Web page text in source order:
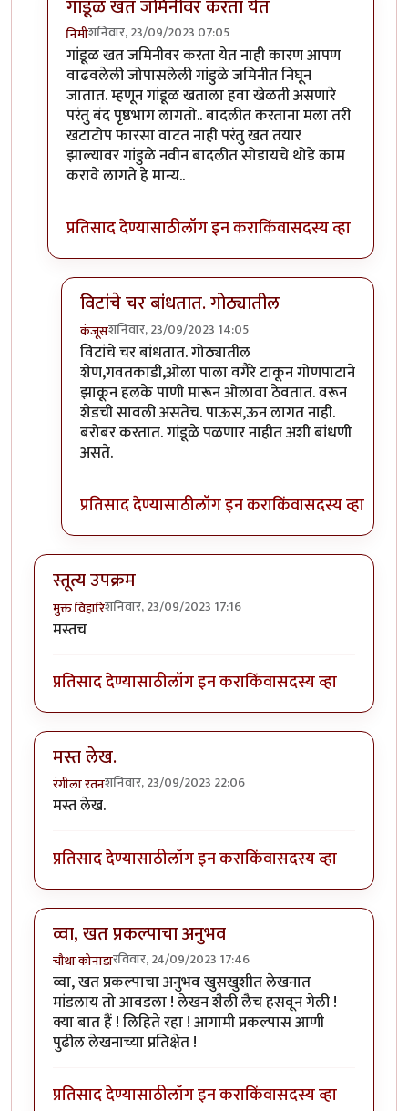
गांडूळ खत जमिनीवर करता येत
निमीशनिवार, 23/09/2023 07:05
In reply toशेतकरी एका बाजूला शेड काढूनbyकंजूस
गांडूळ खत जमिनीवर करता येत नाही कारण आपण
वाढवलेली जोपासलेली गांडुळे जमिनीत निघून
जातात. म्हणून गांडूळ खताला हवा खेळती असणारे
परंतु बंद पृष्ठभाग लागतो.. बादलीत करताना मला तरी
खटाटोप फारसा वाटत नाही परंतु खत तयार
झाल्यावर गांडुळे नवीन बादलीत सोडायचे थोडे काम
करावे लागते हे मान्य..
प्रतिसाद देण्यासाठीलॉग इन कराकिंवासदस्य व्हा
विटांचे चर बांधतात. गोठ्यातील
कंजूसशनिवार, 23/09/2023 14:05
In reply toगांडूळ खत जमिनीवर करता येत
विटांचे चर बांधतात. गोठ्यातील
शेण,गवतकाडी,ओला पाला वगैरे टाकून गोणपाटाने
झाकून हलके पाणी मारून ओलावा ठेवतात. वरून
शेडची सावली असतेच. पाऊस,ऊन लागत नाही.
बरोबर करतात. गांडूळे पळणार नाहीत अशी बांधणी
असते.
प्रतिसाद देण्यासाठीलॉग इन कराकिंवासदस्य व्हा
स्तूत्य उपक्रम
मुक्त विहारिशनिवार, 23/09/2023 17:16
मस्तच
प्रतिसाद देण्यासाठीलॉग इन कराकिंवासदस्य व्हा
मस्त लेख.
रंगीला रतनशनिवार, 23/09/2023 22:06
मस्त लेख.
प्रतिसाद देण्यासाठीलॉग इन कराकिंवासदस्य व्हा
व्वा, खत प्रकल्पाचा अनुभव
चौथा कोनाडारविवार, 24/09/2023 17:46
व्वा, खत प्रकल्पाचा अनुभव खुसखुशीत लेखनात
मांडलाय तो आवडला ! लेखन शैली लैच हसवून गेली !
क्या बात हैं ! लिहिते रहा ! आगामी प्रकल्पास आणी
पुढील लेखनाच्या प्रतिक्षेत !
प्रतिसाद देण्यासाठीलॉग इन कराकिंवासदस्य व्हा